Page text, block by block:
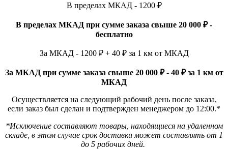
В пределах МКАД - 1200 ₽
В пределах МКАД при сумме заказа свыше 20 000 ₽ -
бесплатно
За МКАД - 1200 ₽ + 40 ₽ за 1 км от МКАД
За МКАД при сумме заказа свыше 20 000 ₽ - 40 ₽ за 1 км от
МКАД
Осуществляется на следующий рабочий день после заказа,
если заказ был сделан и подтвержден менеджером до 12:00.*
*Исключение составляют товары, находящиеся на удаленном
складе, в этом случае срок доставки может составлять от 1
до 5 рабочих дней.